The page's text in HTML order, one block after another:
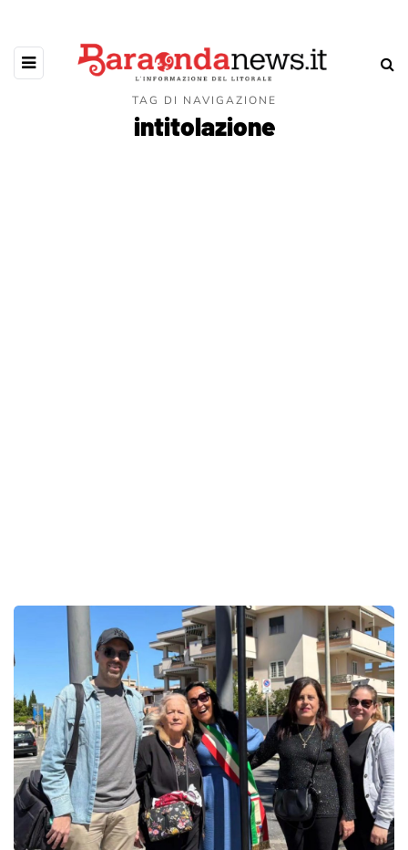
TAG DI NAVIGAZIONE
intitolazione